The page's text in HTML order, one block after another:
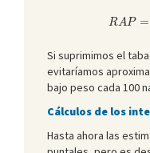
RAP =
Si suprimimos el
evitaríamos
bajo peso cada 100
Cálculos de los
Hasta ahora las